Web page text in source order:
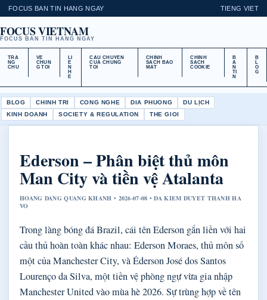
FOCUS BAN TIN HANG NGAY TIENG VIET
FOCUS VIETNAM
FOCUS BAN TIN HANG NGAY
TRA
NG
CHU
VE
CHUN
G TOI
LI
E
N
H
E
CAU CHUYEN
CUA CHUNG
TOI
CHINH
SACH BAO
MAT
CHINH
SACH
COOKIE
B
A
N
TI
N
B
L
O
G
BLOG CHINH TRI CONG NGHE DIA PHUONG
DU LỊCH
KINH DOANH
SOCIETY & REGULATION THE GIOI
Ederson – Phân biệt thủ môn
Man City và tiền vệ Atalanta
HOANG DANG QUANG KHANH • 2026-07-08 • DA KIEM DUYET THANH HA
VO
Trong làng bóng đá Brazil, cái tên Ederson gắn liền với hai
cầu thủ hoàn toàn khác nhau: Ederson Moraes, thủ môn số
một của Manchester City, và Éderson José dos Santos
Lourenço da Silva, một tiền vệ phòng ngự vừa gia nhập
Manchester United vào mùa hè 2026. Sự trùng hợp về tên